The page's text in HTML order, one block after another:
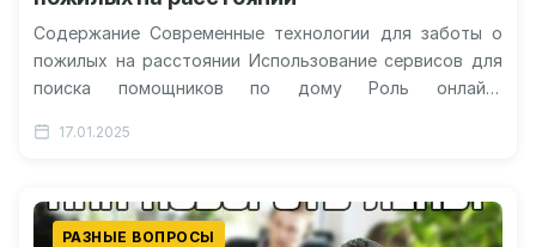
Содержание Современные технологии для заботы о
пожилых на расстоянии Использование сервисов для
поиска помощников по дому Роль онлайн-
поддержание связи…
17.01.2025
РАЗНЫЕ ВОПРОСЫ